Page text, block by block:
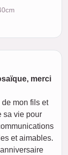
merci
mon fils et
sa vie pour
et aimables.